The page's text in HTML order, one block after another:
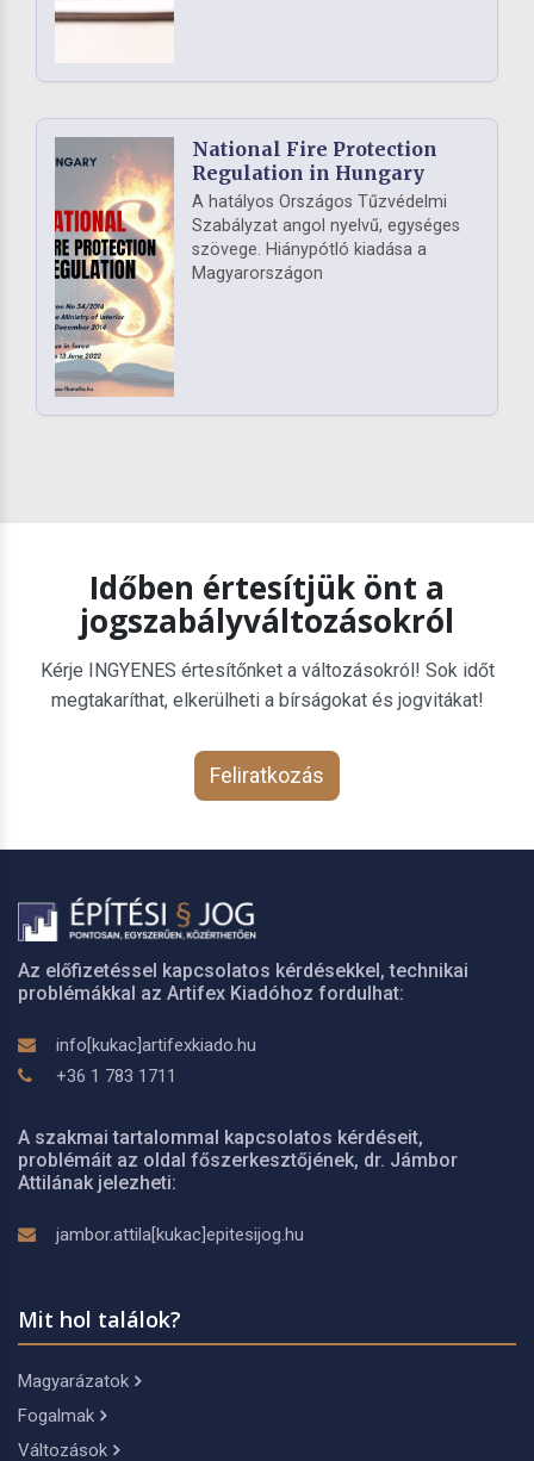
National Fire Protection
Regulation in Hungary
A hatályos Országos Tűzvédelmi
Szabályzat angol nyelvű, egységes
szövege. Hiánypótló kiadása a
Magyarországon
Időben értesítjük önt a
jogszabályváltozásokról
Kérje INGYENES értesítőnket a változásokról! Sok időt
megtakaríthat, elkerülheti a bírságokat és jogvitákat!
Feliratkozás
Az előfizetéssel kapcsolatos kérdésekkel, technikai
problémákkal az Artifex Kiadóhoz fordulhat:
info[kukac]artifexkiado.hu
+36 1 783 1711
A szakmai tartalommal kapcsolatos kérdéseit,
problémáit az oldal főszerkesztőjének, dr. Jámbor
Attilának jelezheti:
jambor.attila[kukac]epitesijog.hu
Mit hol találok?
Magyarázatok
Fogalmak
Változások